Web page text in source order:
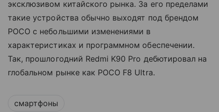
эксклюзивом китайского рынка. За его пределами
такие устройства обычно выходят под брендом
POCO с небольшими изменениями в
характеристиках и программном обеспечении.
Так, прошлогодний Redmi K90 Pro дебютировал на
глобальном рынке как POCO F8 Ultra.
смартфоны